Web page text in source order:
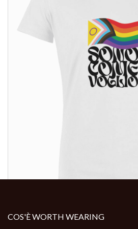
COS'È WORTH WEARING